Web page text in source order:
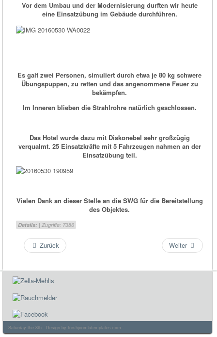
Vor dem Umbau und der Modernisierung durften wir heute
eine Einsatzübung im Gebäude durchführen.
Es galt zwei Personen, simuliert durch etwa je 80 kg schwere
Übungspuppen, zu retten und das angenommene Feuer zu
bekämpfen.
Im Inneren blieben die Strahlrohre natürlich geschlossen.
Das Hotel wurde dazu mit Diskonebel sehr großzügig
verqualmt. 25 Einsatzkräfte mit 5 Fahrzeugen nahmen an der
Einsatzübung teil.
Vielen Dank an dieser Stelle an die SWG für die Bereitstellung
des Objektes.
Details: | Zugriffe: 7386
Zurück Weiter
Saturday the 8th - Design by freshjoomlatemplates.com - .